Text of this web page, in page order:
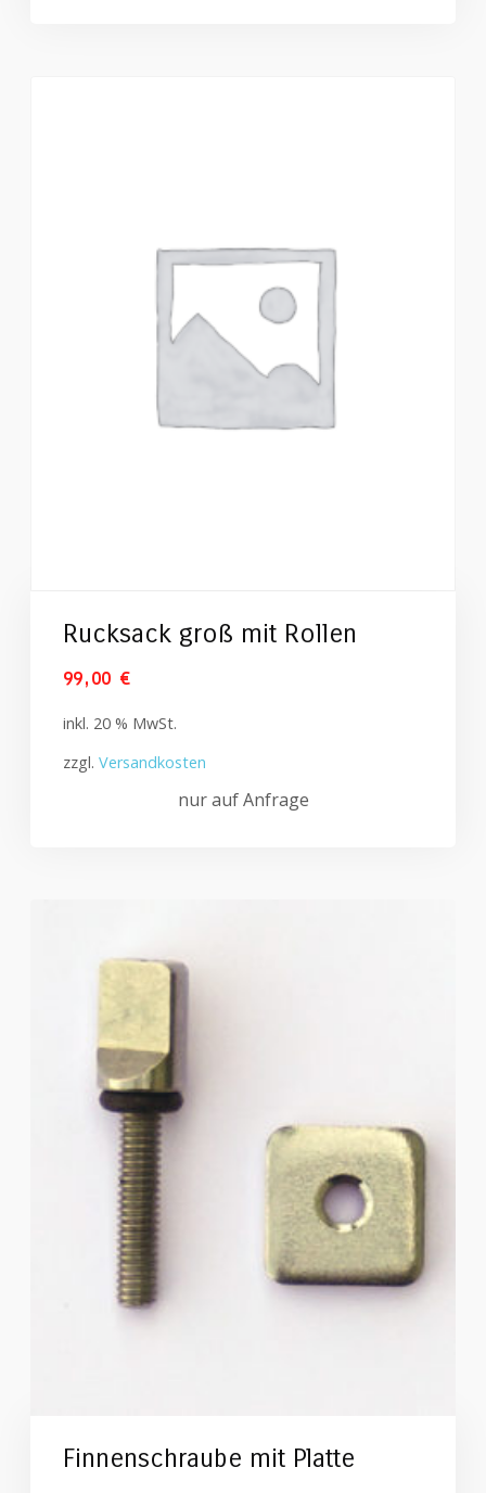
Rucksack groß mit Rollen
99,00 €
inkl. 20 % MwSt.
zzgl. Versandkosten
nur auf Anfrage
Finnenschraube mit Platte